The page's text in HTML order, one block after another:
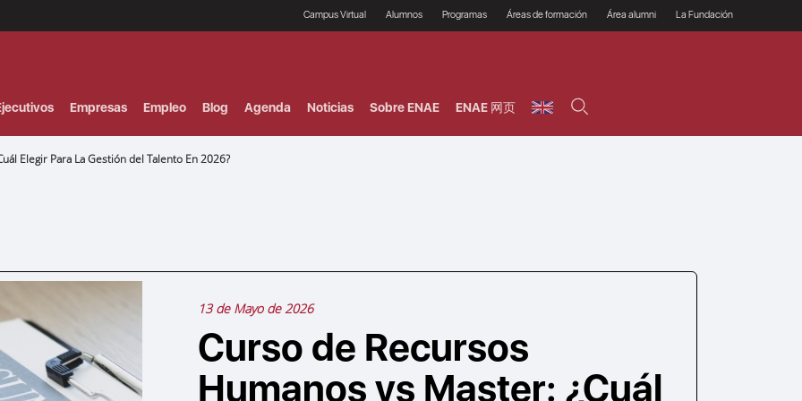
Campus Virtual Alumnos
Prácticas en empresas
Programas
Programas Ejecutivos
Áreas de formación
Riesgos
Área alumni La Fundación
Empresas Empleo Blog Agenda Noticias Sobre ENAE ENAE 网页
Elegir Para La Gestión del Talento En 2026?
13 de Mayo de 2026
Curso de Recursos
Humanos vs Master: ¿Cuál